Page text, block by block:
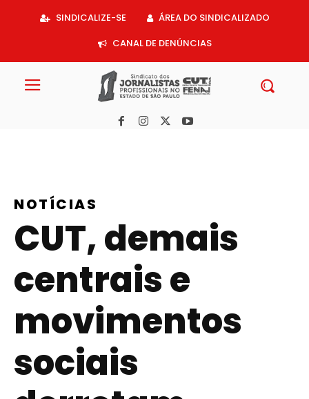
SINDICALIZE-SE
ÁREA DO SINDICALIZADO
CANAL DE DENÚNCIAS
NOTÍCIAS
CUT, demais
centrais e
movimentos
sociais